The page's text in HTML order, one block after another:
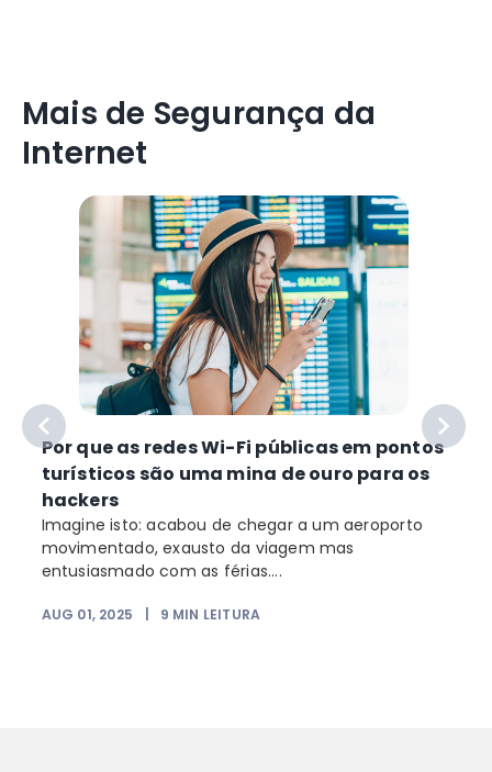
Mais de Segurança da
Internet
Por que as redes Wi-Fi públicas em pontos
turísticos são uma mina de ouro para os
hackers
Imagine isto: acabou de chegar a um aeroporto
movimentado, exausto da viagem mas
entusiasmado com as férias....
AUG 01, 2025 9 MIN LEITURA